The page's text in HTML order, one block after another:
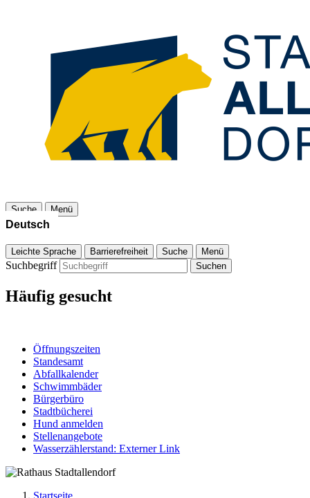
Suche Menü
Leichte Sprache Barrierefreiheit Suche Menü
Suchbegriff Suchen
Häufig gesucht
Öffnungszeiten
Standesamt
Abfallkalender
Schwimmbäder
Bürgerbüro
Stadtbücherei
Hund anmelden
Stellenangebote
Wasserzählerstand: Externer Link
Startseite